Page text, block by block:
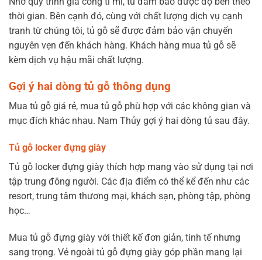
thời gian. Bên cạnh đó, cùng với chất lượng dịch vụ cạnh
tranh từ chúng tôi, tủ gỗ sẽ được đảm bảo vận chuyển
nguyên vẹn đến khách hàng. Khách hàng mua tủ gỗ sẽ
kèm dịch vụ hậu mãi chất lượng.
Gợi ý hai dòng tủ gỗ thông dụng
Mua tủ gỗ giá rẻ, mua tủ gỗ phù hợp với các không gian và
mục đích khác nhau. Nam Thủy gợi ý hai dòng tủ sau đây.
Tủ gỗ locker đựng giày
Tủ gỗ locker đựng giày thích hợp mang vào sử dụng tại nơi
tập trung đông người. Các địa điểm có thể kể đến như các
resort, trung tâm thương mại, khách sạn, phòng tập, phòng
học…
Mua tủ gỗ đựng giày với thiết kế đơn giản, tinh tế nhưng
sang trọng. Vẻ ngoài tủ gỗ đựng giày góp phần mang lại